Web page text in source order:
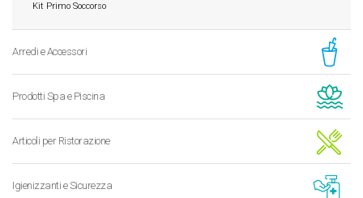
Kit Primo Soccorso
Arredi e Accessori
Prodotti Spa e Piscina
Articoli per Ristorazione
Igienizzanti e Sicurezza